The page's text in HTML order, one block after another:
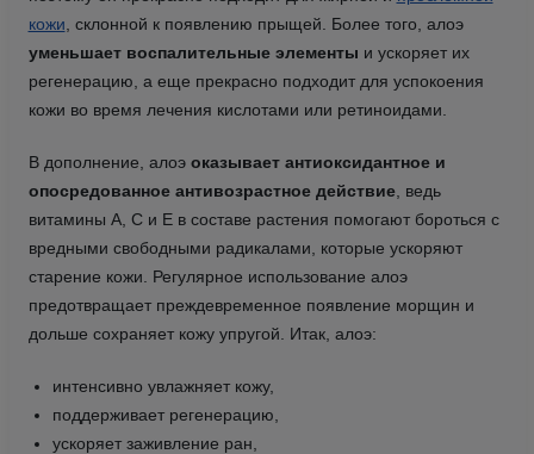
кожи , склонной к появлению прыщей. Более того, алоэ
уменьшает воспалительные элементы и ускоряет их
регенерацию, а еще прекрасно подходит для успокоения
кожи во время лечения кислотами или ретиноидами.
В дополнение, алоэ оказывает антиоксидантное и
опосредованное антивозрастное действие, ведь
витамины А, С и Е в составе растения помогают бороться с
вредными свободными радикалами, которые ускоряют
старение кожи. Регулярное использование алоэ
предотвращает преждевременное появление морщин и
дольше сохраняет кожу упругой. Итак, алоэ:
интенсивно увлажняет кожу,
поддерживает регенерацию,
ускоряет заживление ран,